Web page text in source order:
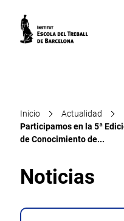
Inicio Actualidad
Participamos en la 5ª
de Conocimiento de...
Noticias